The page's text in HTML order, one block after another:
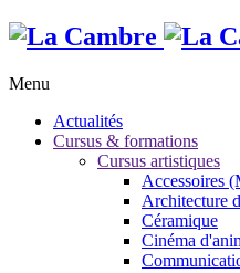
Menu
Actualités
Cursus & formations
Cursus artistiques
Accessoires
Architecture
Céramique
Cinéma